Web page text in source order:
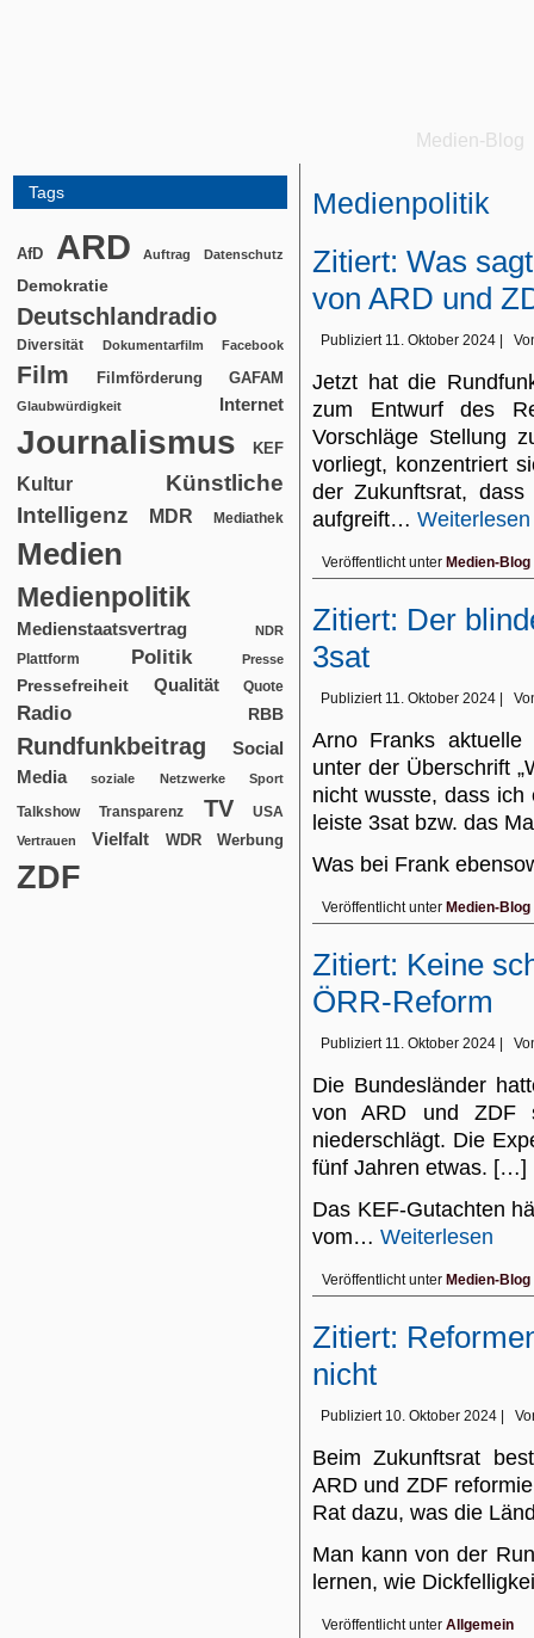
Medien-Blog
Tags
AfD ARD Auftrag Datenschutz
Demokratie
Deutschlandradio
Diversität Dokumentarfilm Facebook
Film Filmförderung GAFAM
Glaubwürdigkeit Internet
Journalismus KEF
Kultur
Künstliche
Intelligenz
MDR Mediathek
Medien
Medienpolitik
Medienstaatsvertrag NDR
Plattform Politik Presse
Pressefreiheit Qualität Quote
Radio RBB
Rundfunkbeitrag
Social
Media
soziale Netzwerke Sport
Talkshow Transparenz TV USA
Vertrauen Vielfalt WDR Werbung
ZDF
Medienpolitik
Zitiert: Was
von ARD und
Publiziert 11. Oktober 2024
Jetzt hat die
zum Entwurf des
Vorschläge Stellung
vorliegt, konzentriert
der Zukunftsrat, dass
aufgreift… Weiterlesen
Veröffentlicht unter Medien-Blog
Zitiert: Der
3sat
Publiziert 11. Oktober 2024
Arno Franks aktuelle
unter der Überschrift
nicht wusste, dass ich
leiste 3sat bzw. das
Was bei Frank
Veröffentlicht unter Medien-Blog
Zitiert: Keine
ÖRR-Reform
Publiziert 11. Oktober 2024
Die Bundesländer
von ARD und ZDF
niederschlägt. Die
fünf Jahren etwas. […]
Das KEF-Gutachten
vom… Weiterlesen
Veröffentlicht unter Medien-Blog
Zitiert:
nicht
Publiziert 10. Oktober 2024
Beim Zukunftsrat
ARD und ZDF
Rat dazu, was die
Man kann von der
lernen, wie
Veröffentlicht unter Allgemein